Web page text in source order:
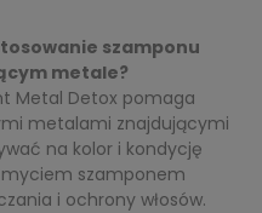
szamponu
metale?
Metal Detox pomaga
metalami znajdującymi
na kolor i kondycję
myciem szamponem
i ochrony włosów.